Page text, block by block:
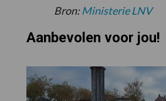
Bron:Ministerie LNV
Aanbevolen voor jou!